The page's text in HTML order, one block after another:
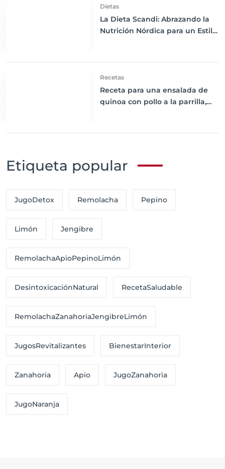
Dietas
La Dieta Scandi: Abrazando la
Nutrición Nórdica para un Estilo
Recetas
Receta para una ensalada de
quinoa con pollo a la parrilla,
Etiqueta popular
JugoDetox Remolacha Pepino
Limón Jengibre
RemolachaApioPepinoLimón
DesintoxicaciónNatural RecetaSaludable
RemolachaZanahoriaJengibreLimón
JugosRevitalizantes BienestarInterior
Zanahoria Apio JugoZanahoria
JugoNaranja